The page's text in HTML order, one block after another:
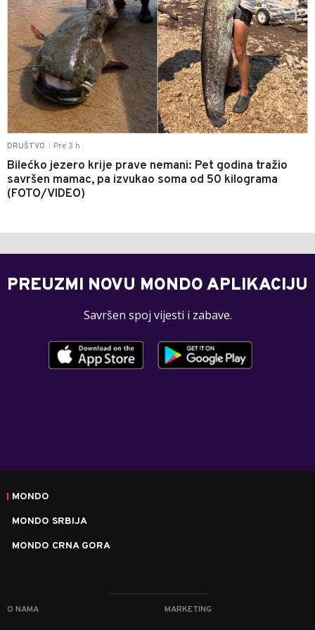
DRUŠTVO Pre 3 h
Bilećko jezero krije prave nemani: Pet godina tražio
savršen mamac, pa izvukao soma od 50 kilograma
(FOTO/VIDEO)
PREUZMI NOVU MONDO APLIKACIJU
Savršen spoj vijesti i zabave.
MONDO
MONDO SRBIJA
MONDO CRNA GORA
O NAMA MARKETING